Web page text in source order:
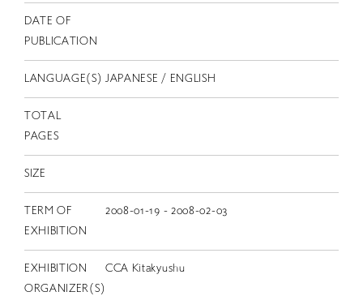
DATE OF
PUBLICATION
LANGUAGE(S) JAPANESE / ENGLISH
TOTAL
PAGES
SIZE
TERM OF
EXHIBITION
2008-01-19 - 2008-02-03
EXHIBITION
ORGANIZER(S)
CCA Kitakyushu